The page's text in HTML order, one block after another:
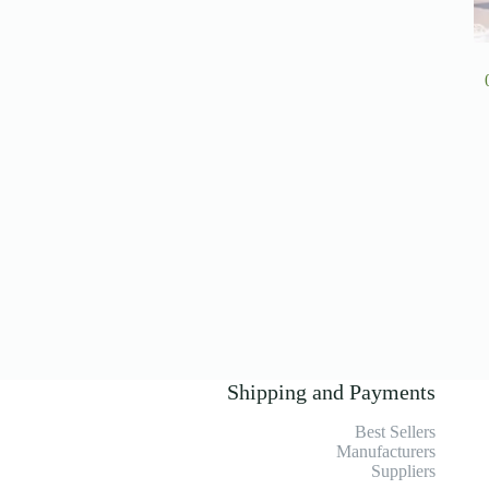
Shipping and Payments
Best Sellers
Manufacturers
Suppliers